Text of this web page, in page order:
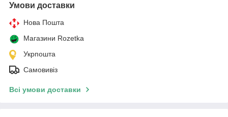
Умови доставки
Нова Пошта
Магазини Rozetka
Укрпошта
Самовивіз
Всі умови доставки